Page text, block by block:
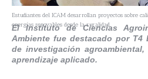
Estudiantes del ICAM desarrollan proyectos sobre
energías renovables desde la ruralidad.
El Instituto de Ciencias
Ambiente fue destacado por T4
de investigación
aprendizaje aplicado.